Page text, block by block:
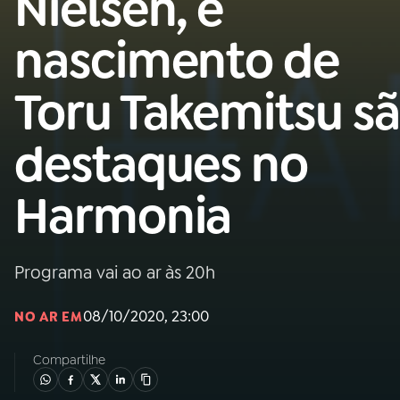
01 INÍCIO
02 A RÁDIO
03PROGRAMAÇÃO
04 PROGRAMAS
nascimento de
Toru Takemitsu
destaques no
Harmonia
Programa vai ao ar às 20h
NO AR EM08/10/2020, 23:00
Compartilhe